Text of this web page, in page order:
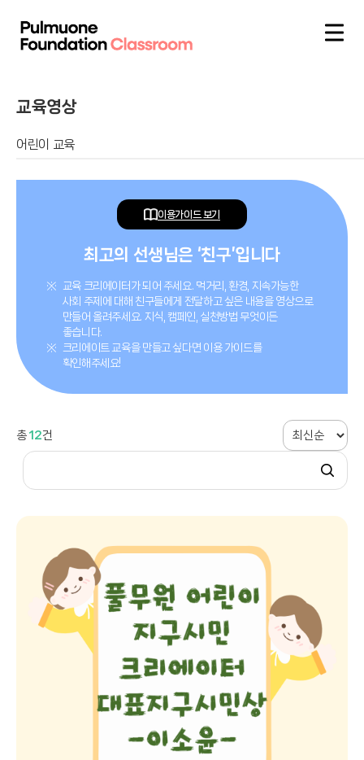
교육영상
어린이 교육
이용가이드 보기
최고의 선생님은 ‘친구’입니다
교육 크리에이터가 되어 주세요. 먹거리, 환경, 지속가능한
사회 주제에 대해 친구들에게 전달하고 싶은 내용을 영상으로
만들어 올려주세요. 지식, 캠페인, 실천방법 무엇이든
좋습니다.
크리에이트 교육을 만들고 싶다면 이용 가이드를
확인해주세요!
총12건